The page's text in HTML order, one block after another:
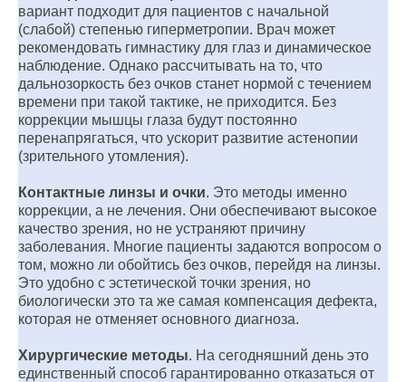
вариант подходит для пациентов с начальной
(слабой) степенью гиперметропии. Врач может
рекомендовать гимнастику для глаз и динамическое
наблюдение. Однако рассчитывать на то, что
дальнозоркость без очков станет нормой с течением
времени при такой тактике, не приходится. Без
коррекции мышцы глаза будут постоянно
перенапрягаться, что ускорит развитие астенопии
(зрительного утомления).
Контактные линзы и очки. Это методы именно
коррекции, а не лечения. Они обеспечивают высокое
качество зрения, но не устраняют причину
заболевания. Многие пациенты задаются вопросом о
том, можно ли обойтись без очков, перейдя на линзы.
Это удобно с эстетической точки зрения, но
биологически это та же самая компенсация дефекта,
которая не отменяет основного диагноза.
Хирургические методы. На сегодняшний день это
единственный способ гарантированно отказаться от